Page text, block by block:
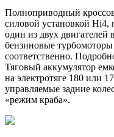
Полноприводный
силовой установкой Hi4,
один из двух двигателей
бензиновые
соответственно.
Тяговый аккумулятор
на электротяге 180 или
управляемые задние
«режим краба».